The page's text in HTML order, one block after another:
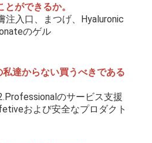
ができるか。
注入口、まつげ、Hyaluronic
のゲル
達からない買うべきである
のサービス支援
および安全なプロダクト